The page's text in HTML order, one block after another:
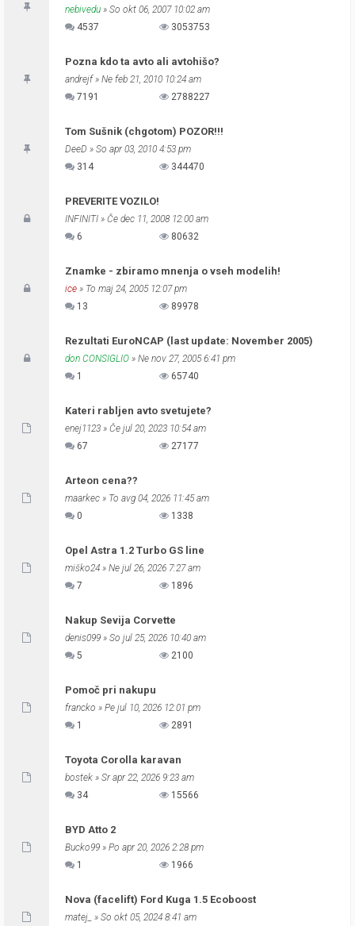
nebivedu » So okt 06, 2007 10:02 am
4537
3053753
Pozna kdo ta avto ali avtohišo?
andrejf » Ne feb 21, 2010 10:24 am
7191
2788227
Tom Sušnik (chgotom) POZOR!!!
DeeD » So apr 03, 2010 4:53 pm
314
344470
PREVERITE VOZILO!
INFINITI » Če dec 11, 2008 12:00 am
6
80632
Znamke - zbiramo mnenja o vseh modelih!
ice » To maj 24, 2005 12:07 pm
13
89978
Rezultati EuroNCAP (last update: November 2005)
don CONSIGLIO » Ne nov 27, 2005 6:41 pm
1
65740
Kateri rabljen avto svetujete?
enej1123 » Če jul 20, 2023 10:54 am
67
27177
Arteon cena??
maarkec » To avg 04, 2026 11:45 am
0
1338
Opel Astra 1.2 Turbo GS line
miško24 » Ne jul 26, 2026 7:27 am
7
1896
Nakup Sevija Corvette
denis099 » So jul 25, 2026 10:40 am
5
2100
Pomoč pri nakupu
francko » Pe jul 10, 2026 12:01 pm
1
2891
Toyota Corolla karavan
bostek » Sr apr 22, 2026 9:23 am
34
15566
BYD Atto 2
Bucko99 » Po apr 20, 2026 2:28 pm
1
1966
Nova (facelift) Ford Kuga 1.5 Ecoboost
matej_ » So okt 05, 2024 8:41 am